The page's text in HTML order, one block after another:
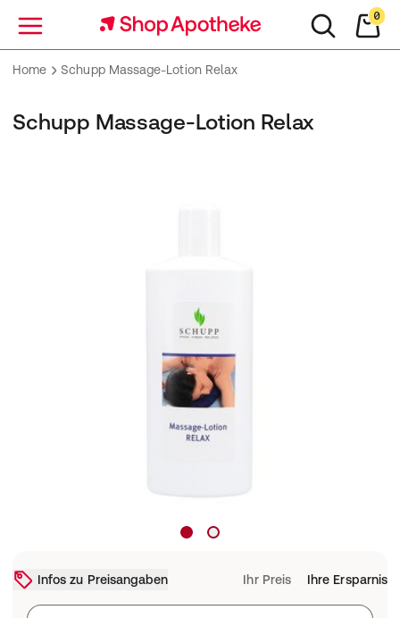
Menü
0
Home Schupp Massage-Lotion Relax
Schupp Massage-Lotion Relax
Infos zu Preisangaben Ihr Preis Ihre Ersparnis